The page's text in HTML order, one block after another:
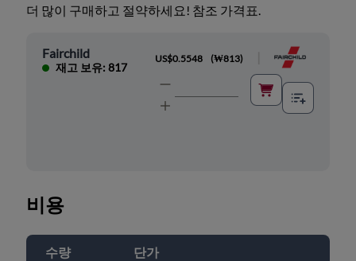
더 많이 구매하고 절약하세요! 참조 가격표.
Fairchild
재고 보유: 817
US$0.5548 (₩813)
비용
수량 단가